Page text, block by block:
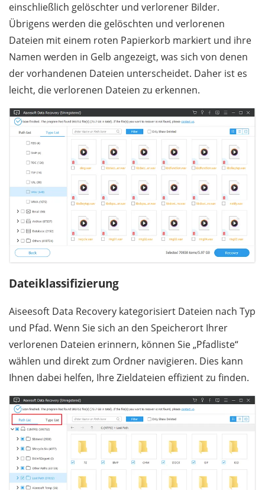
einschließlich gelöschter und verlorener Bilder.
Übrigens werden die gelöschten und verlorenen
Dateien mit einem roten Papierkorb markiert und ihre
Namen werden in Gelb angezeigt, was sich von denen
der vorhandenen Dateien unterscheidet. Daher ist es
leicht, die verlorenen Dateien zu erkennen.
Dateiklassifizierung
Aiseesoft Data Recovery kategorisiert Dateien nach Typ
und Pfad. Wenn Sie sich an den Speicherort Ihrer
verlorenen Dateien erinnern, können Sie „Pfadliste“
wählen und direkt zum Ordner navigieren. Dies kann
Ihnen dabei helfen, Ihre Zieldateien effizient zu finden.